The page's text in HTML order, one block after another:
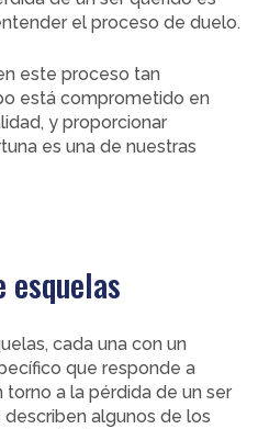
el proceso de duelo.
este proceso tan
está comprometido en
y proporcionar
es una de nuestras
esquelas
cada una con un
que responde a
a la pérdida de un ser
algunos de los